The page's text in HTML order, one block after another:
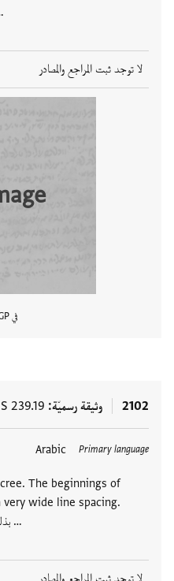
لا توجد ثبت المراجع والمصادر
في PGP منذ
2102 وثيقة رسميّة 239.19
Primary language
Arabic
The beginnings of
wide line spacing.
Phrases include بذلك . . . .بالتاكيد في …
لا توجد ثبت المراجع والمصادر